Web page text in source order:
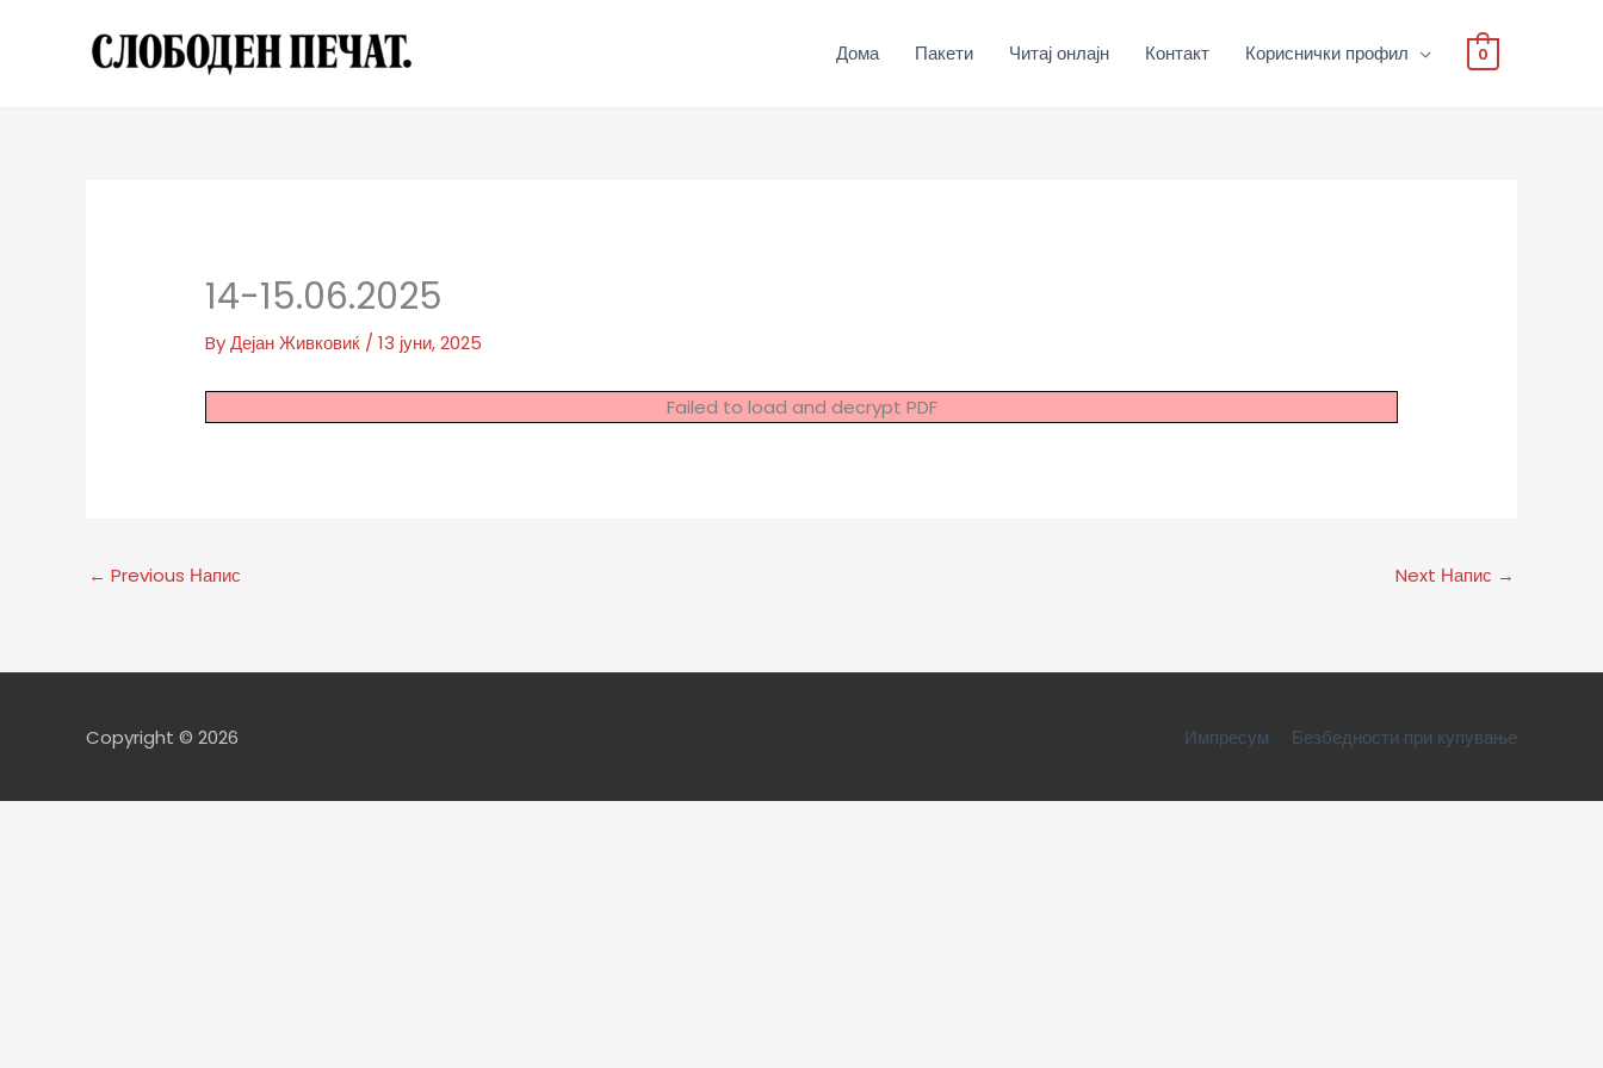
Дома Пакети Читај онлајн Контакт Кориснички профил 0
14-15.06.2025
ByДејан Живковиќ /13 јуни, 2025
Failed to load and decrypt PDF
← Previous Напис Next Напис →
Copyright © 2026 Импресум Безбедности при купување